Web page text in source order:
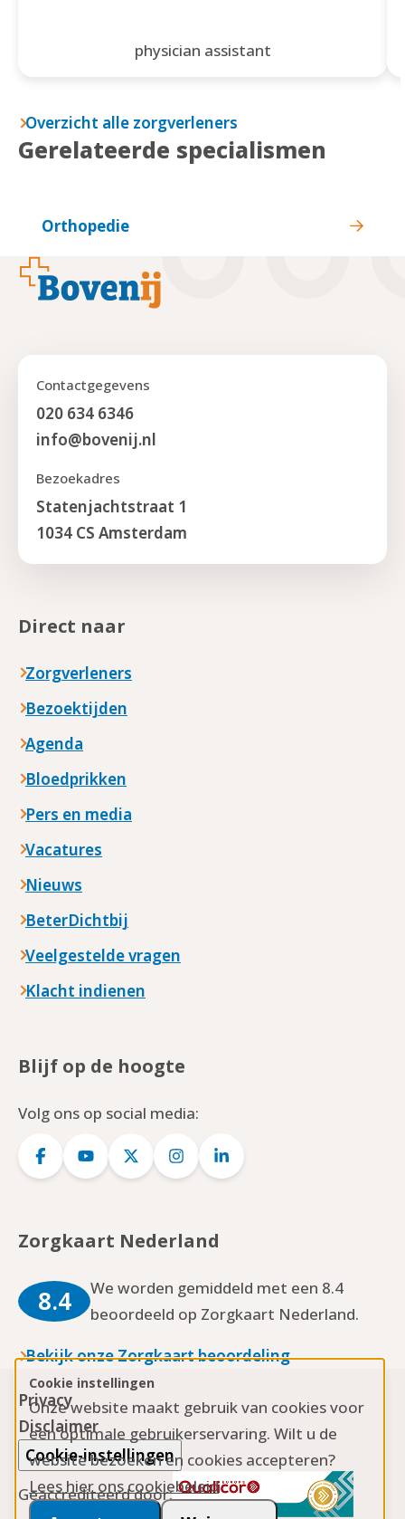
Cookie instellingen
Onze website maakt gebruik van cookies voor
een optimale gebruikerservaring. Wilt u de
website bezoeken en cookies accepteren?
Lees hier ons cookiebeleid
physician assistant
Overzicht alle zorgverleners
Gerelateerde specialismen
Orthopedie
Footer
Contactgegevens
020 634 6346
info@bovenij.nl
Bezoekadres
Statenjachtstraat 1
1034 CS Amsterdam
Direct naar
Zorgverleners
Bezoektijden
Agenda
Bloedprikken
Pers en media
Vacatures
Nieuws
BeterDichtbij
Veelgestelde vragen
Klacht indienen
Blijf op de hoogte
Volg ons op social media:
Logo
Logo
Logo
Logo
Logo
Zorgkaart Nederland
8.4
We worden gemiddeld met een 8.4
beoordeeld op Zorgkaart Nederland.
Bekijk onze Zorgkaart beoordeling
Privacy
Disclaimer
Cookie-instellingen
Geaccrediteerd door: